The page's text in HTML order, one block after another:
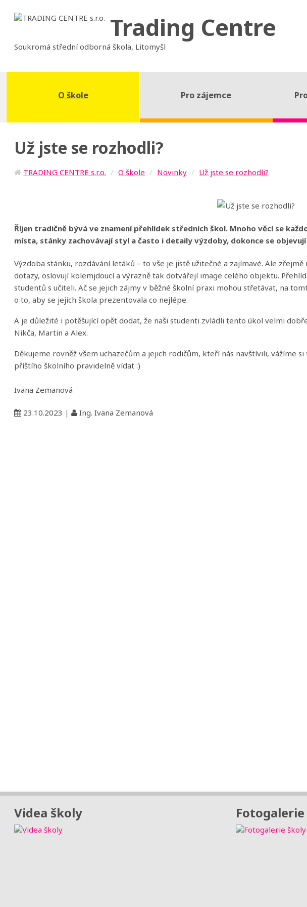
Trading Centre
Soukromá střední odborná škola, Litomyšl
O škole Pro zájemce
Už jste se rozhodli?
TRADING CENTRE s.r.o. O škole Novinky Už jste se rozhodli?
Říjen tradičně bývá ve znamení přehlídek středních škol. Mnoho věcí se
místa, stánky zachovávají styl a často i detaily výzdoby, dokonce se
Výzdoba stánku, rozdávání letáků – to vše je jistě užitečné a zajímavé. Ale
dotazy, oslovují kolemjdoucí a výrazně tak dotvářejí image celého objektu.
studentů s učiteli. Ač se jejich zájmy v běžné školní praxi mohou střetávat, na
o to, aby se jejich škola prezentovala co nejlépe.
A je důležité i potěšující opět dodat, že naši studenti zvládli tento úkol velmi
Nikča, Martin a Alex.
Děkujeme rovněž všem uchazečům a jejich rodičům, kteří nás navštívili, vážíme
příštího školního pravidelně vídat :)
Ivana Zemanová
23.10.2023 | Ing. Ivana Zemanová
Videa školy